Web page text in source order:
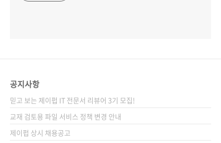
공지사항
믿고 보는 제이펍 IT 전문서 리뷰어 3기 모집!
교재 검토용 파일 서비스 정책 변경 안내
제이펍 상시 채용공고